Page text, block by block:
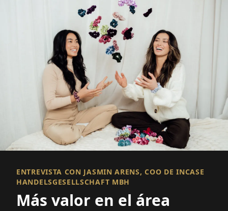
ENTREVISTA CON JASMIN ARENS, COO DE INCASE
HANDELSGESELLSCHAFT MBH
Más valor en el área